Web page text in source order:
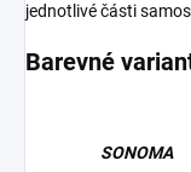
jednotlivé části
Barevné
SONOMA